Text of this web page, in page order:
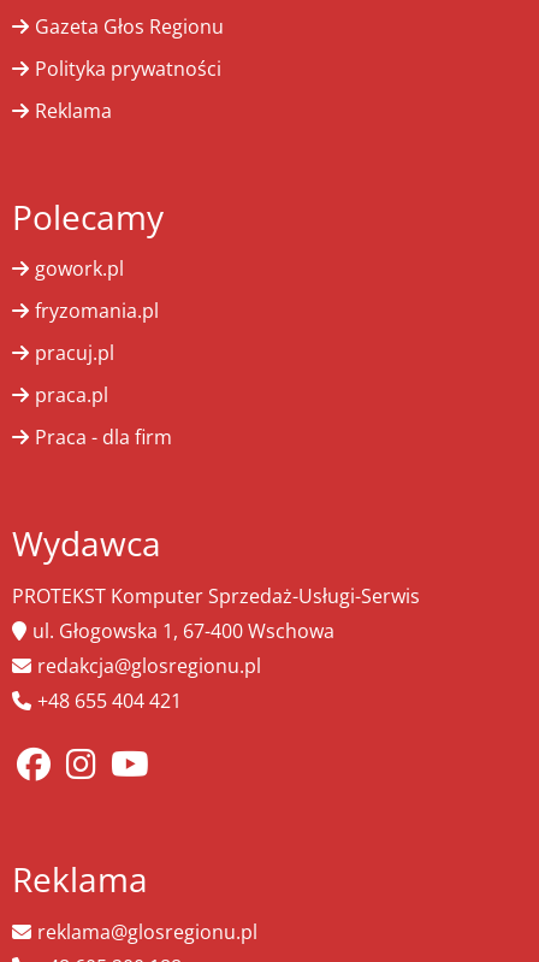
Gazeta Głos Regionu
Polityka prywatności
Reklama
Polecamy
gowork.pl
fryzomania.pl
pracuj.pl
praca.pl
Praca - dla firm
Wydawca
PROTEKST Komputer Sprzedaż-Usługi-Serwis
ul. Głogowska 1, 67-400 Wschowa
redakcja@glosregionu.pl
+48 655 404 421
Reklama
reklama@glosregionu.pl